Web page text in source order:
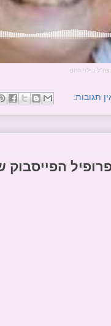
בילוי היום
תגובות:
הפייסבוק